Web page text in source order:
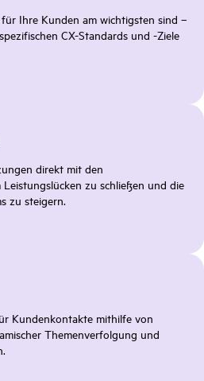
Kundenkontakte mithilfe von
Themenverfolgung und
direkt mit den
zu schließen und die
zu steigern.
Ihre Kunden am wichtigsten sind –
CX-Standards und -Ziele